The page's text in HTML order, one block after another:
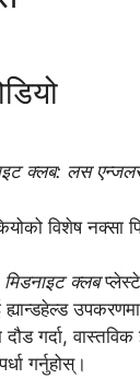
क्लब: लस
विशेष नक्सा
मिडनाइट क्लब
गर्दा,
गर्नुहोस्।